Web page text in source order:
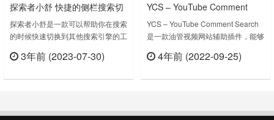
探索者小舒 快捷的侧栏搜索切
换工具
探索者小舒是一款可以帮助你在搜索
的时候快速切换到其他搜索引擎的工
应搜索相同的关键词。1、活着的分
分组3、自定义搜索引擎：自定义添
3年前 (2023-07-30)
YCS – YouTube Comment
Search在油管上搜索评论 下载
评论、字幕
YCS – YouTube Comment Search
是一款油管视频网站辅助插件，能够
当前视频的评论，回复，聊天重播，
视频评论和字幕。The YCS
4年前 (2022-09-25)